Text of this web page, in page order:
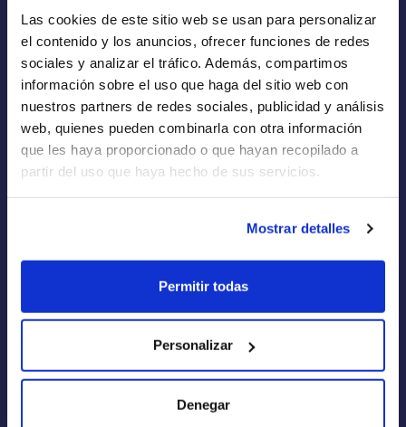
Las cookies de este sitio web se usan para personalizar
el contenido y los anuncios, ofrecer funciones de redes
sociales y analizar el tráfico. Además, compartimos
información sobre el uso que haga del sitio web con
nuestros partners de redes sociales, publicidad y análisis
web, quienes pueden combinarla con otra información
que les haya proporcionado o que hayan recopilado a
partir del uso que haya hecho de sus servicios.
Mostrar detalles
Permitir todas
Personalizar
Denegar
Empresas de Renting
Renting a Medida
Quiénes Somos
FAQs
Calculadora de Renting
Aviso Legal